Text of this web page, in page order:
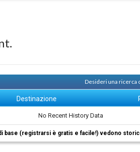
Desideri una ricerca
Destinazione
No Recent History Data
base (registrarsi è gratis e facile!) vedono